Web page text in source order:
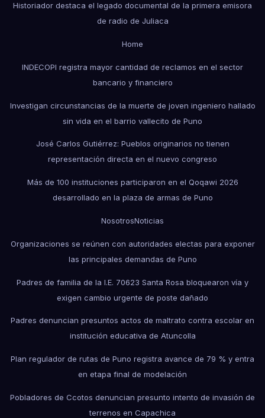
Historiador destaca el legado documental de la primera emisora
de radio de Juliaca
Home
INDECOPI registra mayor cantidad de reclamos en el sector
bancario y financiero
Investigan circunstancias de la muerte de joven ingeniero hallado
sin vida en el barrio vallecito de Puno
José Carlos Gutiérrez: Pueblos originarios no tienen
representación directa en el nuevo congreso
Más de 100 instituciones participaron en el Qoqawi 2026
desarrollado en la plaza de armas de Puno
NosotrosNoticias
Organizaciones se reúnen con autoridades electas para exponer
las principales demandas de Puno
Padres de familia de la I.E. 70623 Santa Rosa bloquearon vía y
exigen cambio urgente de poste dañado
Padres denuncian presuntos actos de maltrato contra escolar en
institución educativa de Atuncolla
Plan regulador de rutas de Puno registra avance de 79 % y entra
en etapa final de modelación
Pobladores de Ccotos denuncian presunto intento de invasión de
terrenos en Capachica